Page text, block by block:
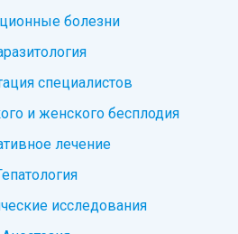
болезни
специалистов
и женского бесплодия
лечение
исследования